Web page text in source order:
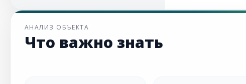
АНАЛИЗ ОБЪЕКТА
Что важно знать